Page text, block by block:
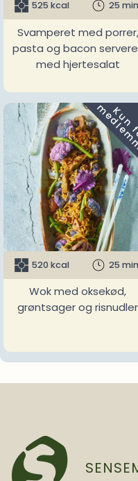
525 kcal 25
Svamperet med porrer,
pasta og bacon
med hjertesalat
520 kcal 25
Wok med oksekød,
grøntsager og risnudler